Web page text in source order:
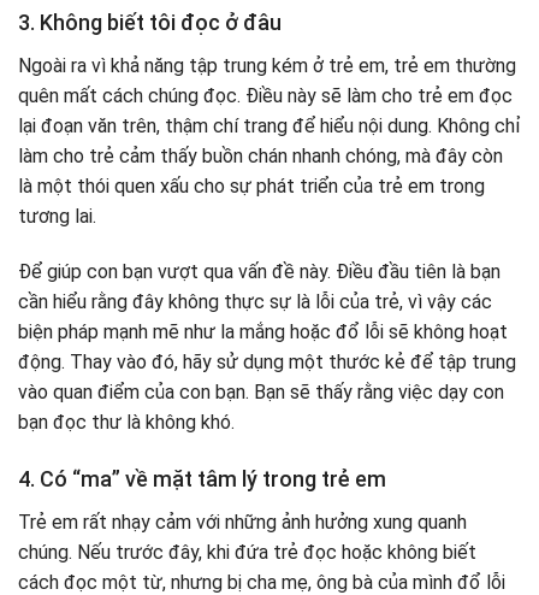
3. Không biết tôi đọc ở đâu
Ngoài ra vì khả năng tập trung kém ở trẻ em, trẻ em thường
quên mất cách chúng đọc. Điều này sẽ làm cho trẻ em đọc
lại đoạn văn trên, thậm chí trang để hiểu nội dung. Không chỉ
làm cho trẻ cảm thấy buồn chán nhanh chóng, mà đây còn
là một thói quen xấu cho sự phát triển của trẻ em trong
tương lai.
Để giúp con bạn vượt qua vấn đề này. Điều đầu tiên là bạn
cần hiểu rằng đây không thực sự là lỗi của trẻ, vì vậy các
biện pháp mạnh mẽ như la mắng hoặc đổ lỗi sẽ không hoạt
động. Thay vào đó, hãy sử dụng một thước kẻ để tập trung
vào quan điểm của con bạn. Bạn sẽ thấy rằng việc dạy con
bạn đọc thư là không khó.
4. Có “ma” về mặt tâm lý trong trẻ em
Trẻ em rất nhạy cảm với những ảnh hưởng xung quanh
chúng. Nếu trước đây, khi đứa trẻ đọc hoặc không biết
cách đọc một từ, nhưng bị cha mẹ, ông bà của mình đổ lỗi